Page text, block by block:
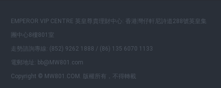
EMPEROR VIP CENTRE 英皇尊貴理財中心: 香港灣仔軒尼詩道288號英皇集
團中心8樓801室
走勢諮詢專線: (852) 9262 1888 / (86) 135 6070 1133
電郵地址: bb@MW801.com
Copyright © MW801.COM. 版權所有，不得轉載